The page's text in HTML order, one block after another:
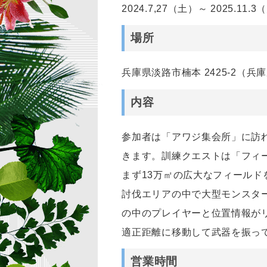
2024.7,27（土）～ 2025.11.3
場所
兵庫県淡路市楠本 2425-2（兵
内容
参加者は「アワジ集会所」に訪
きます。訓練クエストは「フィ
まず13万㎡の広大なフィール
討伐エリアの中で大型モンスタ
の中のプレイヤーと位置情報が
適正距離に移動して武器を振っ
営業時間